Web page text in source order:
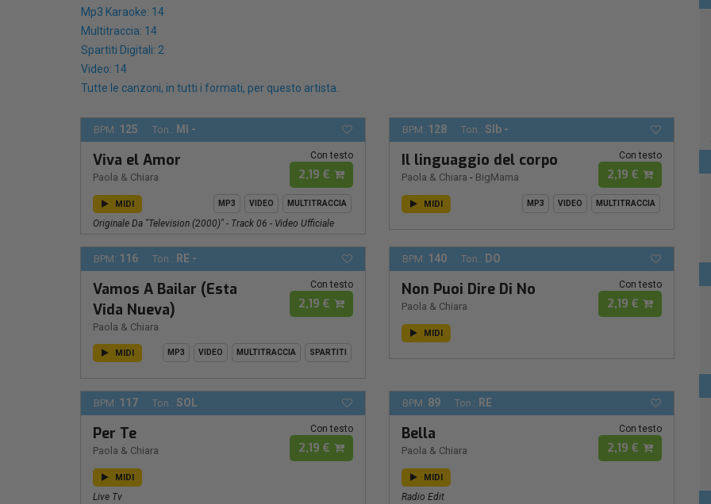
Mp3 Karaoke: 14
Multitraccia: 14
Spartiti Digitali: 2
Video: 14
Tutte le canzoni, in tutti i formati, per questo artista.
BPM: 125 Ton.: MI -
Viva el Amor
Paola & Chiara
Con testo
2,19 €
MIDI MP3 VIDEO MULTITRACCIA
Originale Da "Television (2000)" - Track 06 - Video Ufficiale
BPM: 128 Ton.: SIb -
Il linguaggio del corpo
Paola & Chiara - BigMama
Con testo
2,19 €
MIDI MP3 VIDEO MULTITRACCIA
BPM: 116 Ton.: RE -
Vamos A Bailar (Esta
Vida Nueva)
Paola & Chiara
Con testo
2,19 €
MIDI MP3 VIDEO MULTITRACCIA SPARTITI
BPM: 140 Ton.: DO
Non Puoi Dire Di No
Paola & Chiara
Con testo
2,19 €
MIDI
BPM: 117 Ton.: SOL
Per Te
Paola & Chiara
Con testo
2,19 €
MIDI
Live Tv
BPM: 89 Ton.: RE
Bella
Paola & Chiara
Con testo
2,19 €
MIDI
Radio Edit